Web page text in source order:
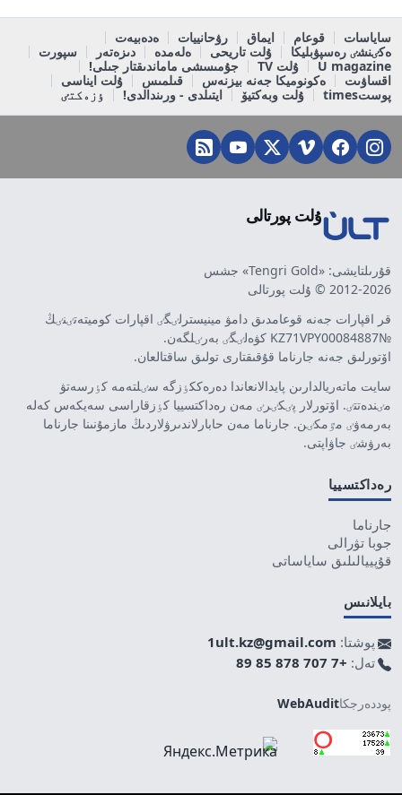
ساياسات قوعام ايماق رۋحانييات
ەدەبيەت
ەكٸنشٸ رەسپۋبليكا
ۇلت تاريحى ەلەمدە دىزەتەر
سپورت
U magazine
ۇلت TV
جۇمىسشى ماماندىقتار جىلى!
اقساۋىت
ەكونوميكا جەنە بيزنەس قىلمىس
ۇلت ايناسى
پوستtimes
ۇلت وبەكتيۆ ايتىلدى - ورىندالدى! ٶزەكتٸ
ۇلت پورتالى
قۇرىلتايشى: «Tengri Gold» جشس
2012-2026 © ۇلت پورتالى
قر اقپارات جەنە قوعامدىق دامۋ مينيسترلٸگٸ اقپارات كوميتەتٸنٸڭ
№KZ71VPY00084887 كۋەلٸگٸ بەرٸلگەن.
اۆتورلىق جەنە جارناما قۇقىقتارى تولىق ساقتالعان.
سايت ماتەريالدارىن پايدالانعاندا دەرەككٶزگە سٸلتەمە كٶرسەتۋ
مٸندەتتٸ. اۆتورلار پٸكٸرٸ مەن رەداكتسييا كٶزقاراسى سەيكەس كەلە
بەرمەۋٸ مٷمكٸن. جارناما مەن حابارلاندىرۋلاردىڭ مازمۇنىنا جارناما
بەرۋشٸ جاۋاپتى.
رەداكتسييا
جارناما
جوبا تۋرالى
قۇپييالىلىق ساياساتى
بايلانىس
پوشتا: 1ult.kz@gmail.com
تەل: +7 707 878 85 89
پوددەرجكاWebAudit